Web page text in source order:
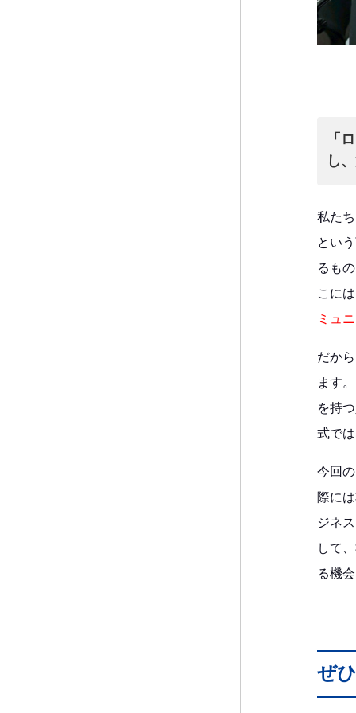
「
し
私た
とい
るも
こに
ミュ
だか
ます
を持
式で
今回
際に
ジネ
して
る機
ぜ